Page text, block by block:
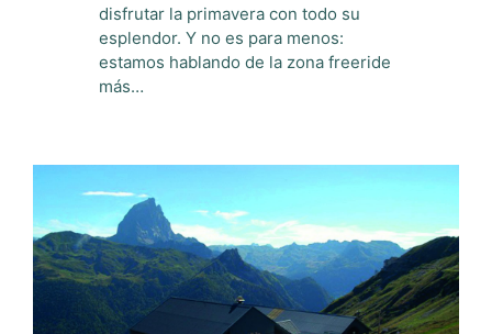
disfrutar la primavera con todo su
esplendor. Y no es para menos:
estamos hablando de la zona freeride
más…